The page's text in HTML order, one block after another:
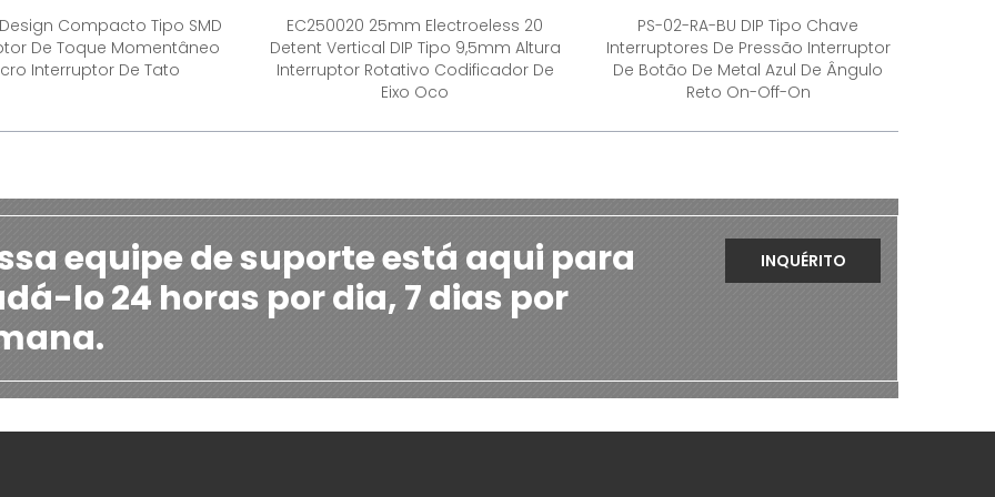
Design Compacto Tipo SMD
De Toque Momentâneo
Interruptor De Tato
EC250020 25mm Electroeless 20
Detent Vertical DIP Tipo 9,5mm Altura
Interruptor Rotativo Codificador De
Eixo Oco
PS-02-RA-BU DIP Tipo Chave
Interruptores De Pressão Interruptor
De Botão De Metal Azul De Ângulo
Reto On-Off-On
equipe de suporte está aqui para
lo 24 horas por dia, 7 dias por
INQUÉRITO